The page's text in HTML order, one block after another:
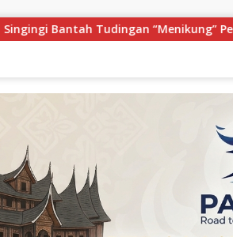
Perjuangan Anggota DPRD Kuansing